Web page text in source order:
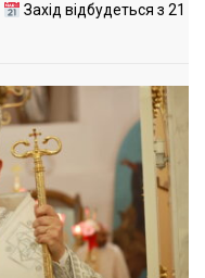
Захід відбудеться з 21